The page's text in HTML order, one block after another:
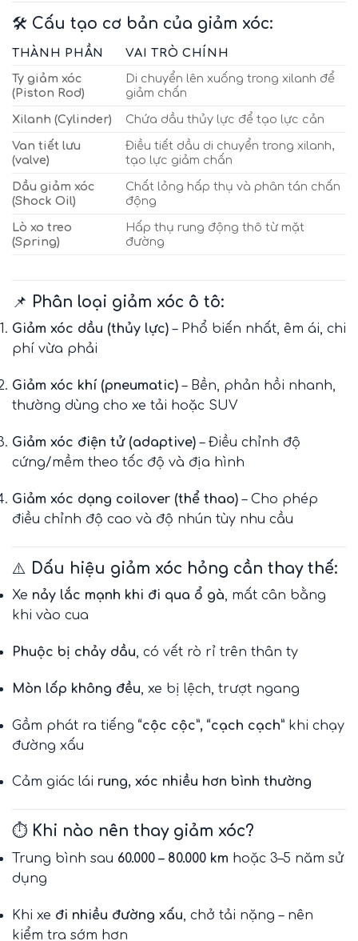
🛠️ Cấu tạo cơ bản của giảm xóc:
THÀNH PHẦN
VAI TRÒ CHÍNH
Ty giảm xóc
(Piston Rod)
Di chuyển lên xuống trong xilanh để
giảm chấn
Xilanh (Cylinder) Chứa dầu thủy lực để tạo lực cản
Van tiết lưu
(valve)
Điều tiết dầu di chuyển trong xilanh,
tạo lực giảm chấn
Dầu giảm xóc
(Shock Oil)
Chất lỏng hấp thụ và phân tán chấn
động
Lò xo treo
(Spring)
Hấp thụ rung động thô từ mặt
đường
📌 Phân loại giảm xóc ô tô:
Giảm xóc dầu (thủy lực) – Phổ biến nhất, êm ái, chi
phí vừa phải
Giảm xóc khí (pneumatic) – Bền, phản hồi nhanh,
thường dùng cho xe tải hoặc SUV
Giảm xóc điện tử (adaptive) – Điều chỉnh độ
cứng/mềm theo tốc độ và địa hình
Giảm xóc dạng coilover (thể thao) – Cho phép
điều chỉnh độ cao và độ nhún tùy nhu cầu
⚠️ Dấu hiệu giảm xóc hỏng cần thay thế:
Xe nảy lắc mạnh khi đi qua ổ gà, mất cân bằng
khi vào cua
Phuộc bị chảy dầu, có vết rò rỉ trên thân ty
Mòn lốp không đều, xe bị lệch, trượt ngang
Gầm phát ra tiếng “cộc cộc”, “cạch cạch” khi chạy
đường xấu
Cảm giác lái rung, xóc nhiều hơn bình thường
⏱️ Khi nào nên thay giảm xóc?
Trung bình sau 60.000 – 80.000 km hoặc 3–5 năm sử
dụng
Khi xe đi nhiều đường xấu , chở tải nặng – nên
kiểm tra sớm hơn